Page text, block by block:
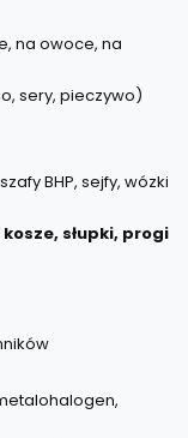
na owoce, na
sery, pieczywo)
BHP, sejfy, wózki
słupki, progi